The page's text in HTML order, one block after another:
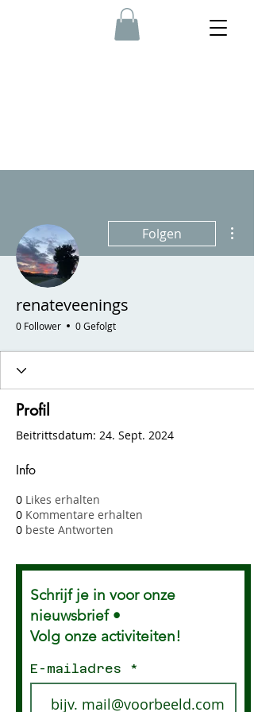
Folgen
renateveenings
0 Follower 0 Gefolgt
Profil
Beitrittsdatum: 24. Sept. 2024
Info
0 Likes erhalten
0 Kommentare erhalten
0 beste Antworten
Schrijf je in voor onze
nieuwsbrief •
Volg onze activiteiten!
E-mailadres